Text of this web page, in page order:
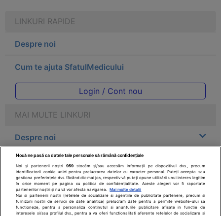
LINKURI RAPIDE
Despre noi
Cum te ajuta SfatulMedicului
Login / Cont nou
MAI MULTE LINKURI
Despre noi
Legal
Drepturile consumatorului
Parteneri
Nouă ne pasă ca datele tale personale să rămână confidențiale
Noi și partenerii noștri959 stocăm și/sau accesăm informații pe dispozitivul dvs., precum
identificatorii cookie unici pentru prelucrarea datelor cu caracter personal. Puteți accepta sau
gestiona preferințele dvs. făcând clic mai jos, respectiv vă puteți opune utilizării unui interes legitim
în orice moment pe pagina cu politica de confidențialitate. Aceste alegeri vor fi raportate
partenerilor noștri și nu vă vor afecta navigarea.
Mai multe detalii
Noi si partenerii nostri (retelele de socializare si agentiile de publicitate partenere, precum si
furnizorii nostri de servicii de date analitice) prelucram date pentru a permite website-ului sa
functioneze, pentru a personaliza continutul si anunturile publicitare afisate in functie de
interesele si/sau profilul dvs., pentru a va oferi functionalitati aferente retelelor de socializare si